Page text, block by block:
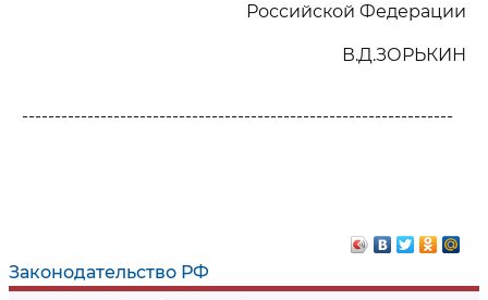
Законодательство РФ
Российской Федерации
В.Д.ЗОРЬКИН
------------------------------------------------------------------